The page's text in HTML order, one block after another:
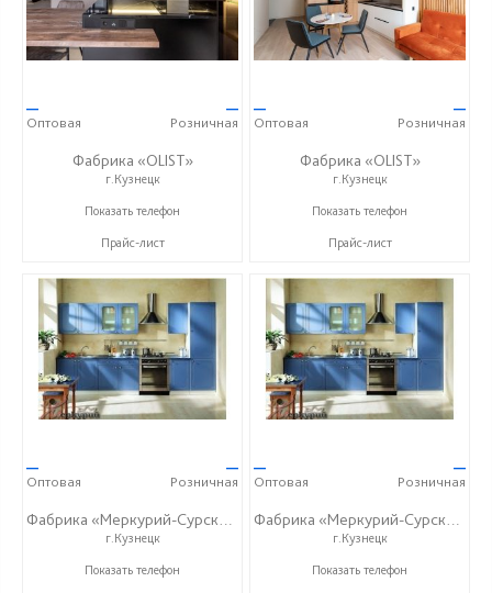
—
Оптовая
—
Розничная
Фабрика «OLIST»
г.Кузнецк
+7 937 412 77 79
Показать телефон
Прайс-лист
—
Оптовая
—
Розничная
Фабрика «OLIST»
г.Кузнецк
+7 937 412 77 79
Показать телефон
Прайс-лист
—
Оптовая
—
Розничная
Фабрика «Меркурий-Сурский»
г.Кузнецк
+7 (8415) 73-05-06
Показать телефон
—
Оптовая
—
Розничная
Фабрика «Меркурий-Сурский»
г.Кузнецк
+7 (8415) 73-05-06
Показать телефон